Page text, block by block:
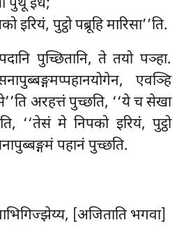
इरियं, पुट्ठो पब्रूहि मारिसा’’ति.
पुच्छितानि, ते तयो पञ्हा.
एवञ्हि
अरहत्तं पुच्छति, ‘‘ये च सेखा
‘‘तेसं मे निपको इरियं, पुट्ठो
पहानं पुच्छति.
[अजिताति भगवा]